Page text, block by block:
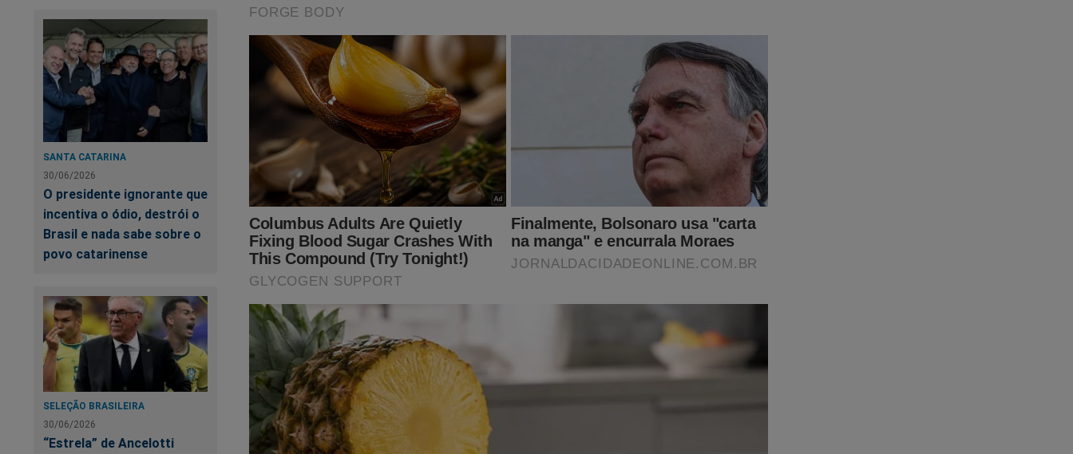
SANTA CATARINA
30/06/2026
O presidente ignorante que
incentiva o ódio, destrói o
Brasil e nada sabe sobre o
povo catarinense
SELEÇÃO BRASILEIRA
30/06/2026
“Estrela” de Ancelotti
Globo determinam: “Quando uma decisão editorial provocar
questionamentos relevantes, abrangentes e legítimos, os motivos
que levaram a tal decisão devem ser esclarecidos”. E o preâmbulo da
mesma seção estabelece com clareza: “Não há fórmula, e nem jamais
haverá, que torne o jornalismo imune a erros. Quando eles acontecem,
é obrigação do veículo corrigi-los de maneira transparente”.
É ao que visa esta Carta aos Leitores. Explicar o que levou à decisão
editorial equivocada, reconhecer publicamente o erro e pedir
desculpas a Heloísa Bolsonaro e aos leitores de ÉPOCA.”